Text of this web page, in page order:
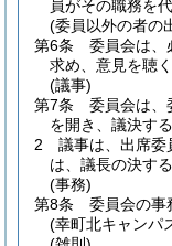
員がその職務を代
(委員以外の者の
第6条
委員会は、
求め、意見を聴
(議事)
第7条
委員会は、
を開き、議決す
2
議事は、出席委
は、議長の決す
(事務)
第8条
委員会の事
(幸町北キャンパ